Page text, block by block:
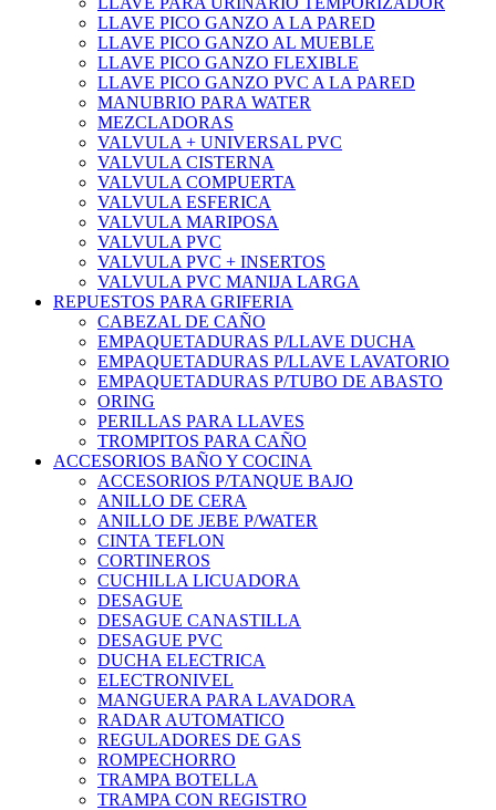
LLAVE PICO GANZO A LA PARED
LLAVE PICO GANZO AL MUEBLE
LLAVE PICO GANZO FLEXIBLE
LLAVE PICO GANZO PVC A LA PARED
MANUBRIO PARA WATER
MEZCLADORAS
VALVULA + UNIVERSAL PVC
VALVULA CISTERNA
VALVULA COMPUERTA
VALVULA ESFERICA
VALVULA MARIPOSA
VALVULA PVC
VALVULA PVC + INSERTOS
VALVULA PVC MANIJA LARGA
REPUESTOS PARA GRIFERIA
CABEZAL DE CAÑO
EMPAQUETADURAS P/LLAVE DUCHA
EMPAQUETADURAS P/LLAVE LAVATORIO
EMPAQUETADURAS P/TUBO DE ABASTO
ORING
PERILLAS PARA LLAVES
TROMPITOS PARA CAÑO
ACCESORIOS BAÑO Y COCINA
ACCESORIOS P/TANQUE BAJO
ANILLO DE CERA
ANILLO DE JEBE P/WATER
CINTA TEFLON
CORTINEROS
CUCHILLA LICUADORA
DESAGUE
DESAGUE CANASTILLA
DESAGUE PVC
DUCHA ELECTRICA
ELECTRONIVEL
MANGUERA PARA LAVADORA
RADAR AUTOMATICO
REGULADORES DE GAS
ROMPECHORRO
TRAMPA BOTELLA
TRAMPA CON REGISTRO